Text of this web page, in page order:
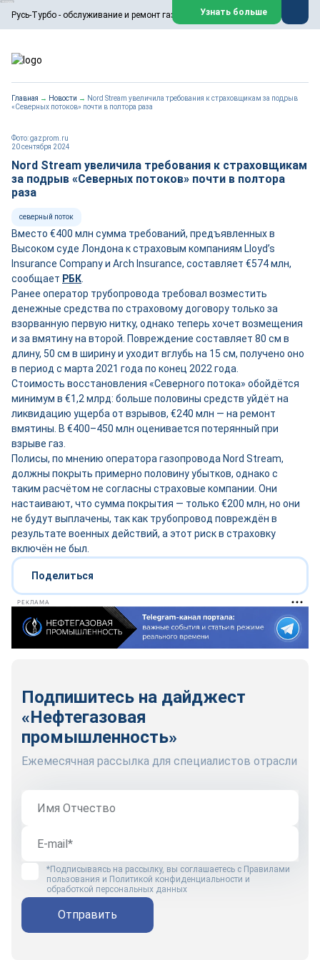
Русь-Турбо - обслуживание и ремонт газовых паровых турбин
ООО «Русь-Турбо» занимается сервисом газовых и паровых
турбин, комплексным ремонтом, восстановлением,
техническим обслуживанием оборудования ТЭС,
работают на нефтегазовых, нефтехимических,
металлургических и других предприятиях.
Реклама. ООО «Русь-Турбо», ИНН 7802588950
erid: F7NfYUJCUneVdwPs4znf
Узнать больше
Главная → Новости → Nord Stream увеличила требования к страховщикам за подрыв
«Северных потоков» почти в полтора раза
20 сентября 2024
Фото: gazprom.ru
Nord Stream увеличила требования к страховщикам
за подрыв «Северных потоков» почти в полтора
раза
северный поток
Вместо €400 млн сумма требований, предъявленных в
Высоком суде Лондона к страховым компаниям Lloyd’s
Insurance Company и Arch Insurance, составляет €574 млн,
сообщает РБК
Ранее оператор трубопровода требовал возместить
денежные средства по страховому договору только за
взорванную первую нитку, однако теперь хочет возмещения
и за вмятину на второй. Повреждение составляет 80 см в
длину, 50 см в ширину и уходит вглубь на 15 см, получено оно
в период с марта 2021 года по конец 2022 года.
Стоимость восстановления «Северного потока» обойдётся
минимум в €1,2 млрд: больше половины средств уйдёт на
ликвидацию ущерба от взрывов, €240 млн — на ремонт
вмятины. В €400–450 млн оценивается потерянный при
взрыве газ.
Полисы, по мнению оператора газопровода Nord Stream,
должны покрыть примерно половину убытков, однако с
таким расчётом не согласны страховые компании. Они
настаивают, что сумма покрытия — только €200 млн, но они
не будут выплачены, так как трубопровод повреждён в
результате военных действий, а этот риск в страховку
включён не был.
Поделиться
РЕКЛАМА
Подпишитесь на дайджест
«Нефтегазовая
промышленность»
Ежемесячная рассылка для специалистов отрасли
*Подписываясь на рассылку, вы соглашаетесь с Правилами
пользования и Политикой конфиденциальности и
обработкой персональных данных
Отправить